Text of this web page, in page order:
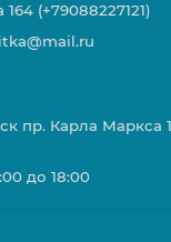
(+79088227121)
пр. Карла Маркса
до 18:00